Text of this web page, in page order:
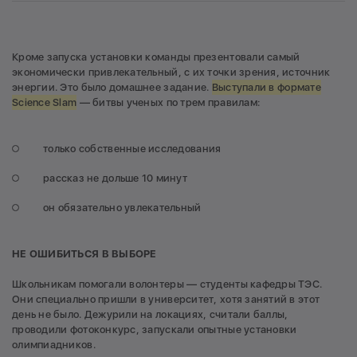
Кроме запуска установки команды презентовали самый
экономически привлекательный, с их точки зрения, источник
энергии. Это было домашнее задание. Выступали в формате
Science Slam — битвы ученых по трем правилам:
только собственные исследования
рассказ не дольше 10 минут
он обязательно увлекательный
НЕ ОШИБИТЬСЯ В ВЫБОРЕ
Школьникам помогали волонтеры — студенты кафедры ТЭС.
Они специально пришли в университет, хотя занятий в этот
день не было. Дежурили на локациях, считали баллы,
проводили фотоконкурс, запускали опытные установки
олимпиадников.